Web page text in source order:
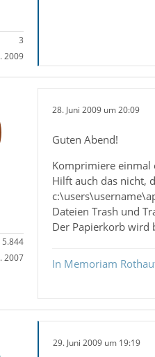
3
2009
5.844
2007
28. Juni 2009 um 20:09
Guten Abend!
Komprimiere einmal
Hilft auch das nicht,
Dateien Trash und
Der Papierkorb wird
In Memoriam
29. Juni 2009 um 19:19